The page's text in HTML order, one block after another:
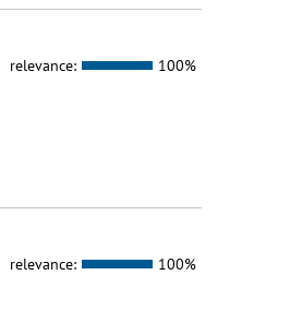
relevance: 100%
relevance: 100%